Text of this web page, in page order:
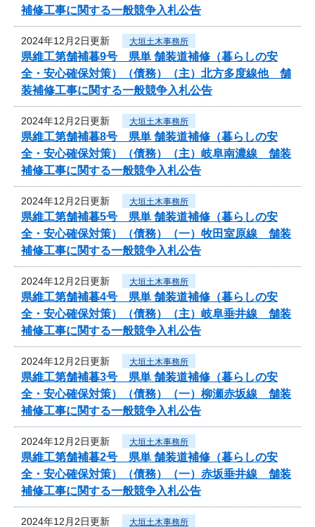
補修工事に関する一般競争入札公告
2024年12月2日更新 大垣土木事務所
県維工第舗補暮9号 県単 舗装道補修（暮らしの安
全・安心確保対策）（債務）（主）北方多度線他 舗
装補修工事に関する一般競争入札公告
2024年12月2日更新 大垣土木事務所
県維工第舗補暮8号 県単 舗装道補修（暮らしの安
全・安心確保対策）（債務）（主）岐阜南濃線 舗装
補修工事に関する一般競争入札公告
2024年12月2日更新 大垣土木事務所
県維工第舗補暮5号 県単 舗装道補修（暮らしの安
全・安心確保対策）（債務）（一）牧田室原線 舗装
補修工事に関する一般競争入札公告
2024年12月2日更新 大垣土木事務所
県維工第舗補暮4号 県単 舗装道補修（暮らしの安
全・安心確保対策）（債務）（主）岐阜垂井線 舗装
補修工事に関する一般競争入札公告
2024年12月2日更新 大垣土木事務所
県維工第舗補暮3号 県単 舗装道補修（暮らしの安
全・安心確保対策）（債務）（一）柳瀬赤坂線 舗装
補修工事に関する一般競争入札公告
2024年12月2日更新 大垣土木事務所
県維工第舗補暮2号 県単 舗装道補修（暮らしの安
全・安心確保対策）（債務）（一）赤坂垂井線 舗装
補修工事に関する一般競争入札公告
2024年12月2日更新 大垣土木事務所